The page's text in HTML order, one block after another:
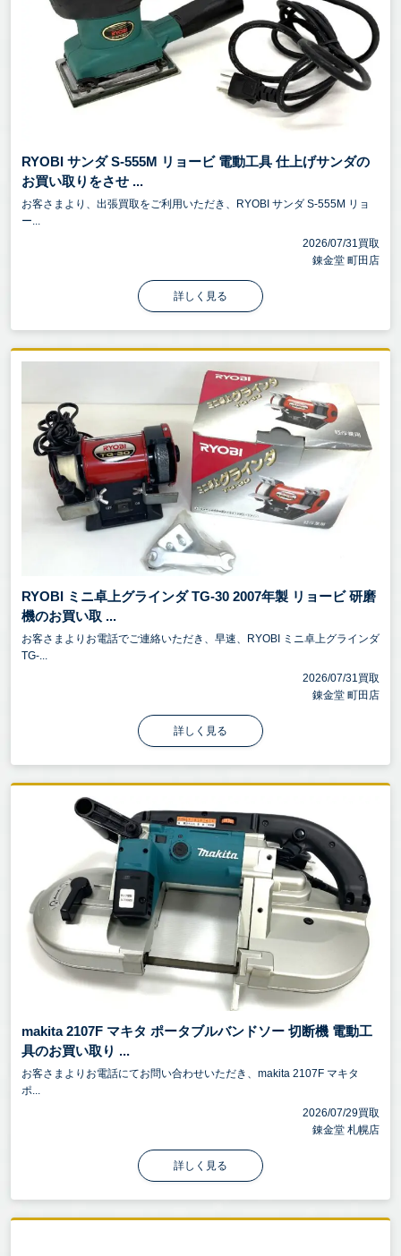
RYOBI サンダ S-555M リョービ 電動工具 仕上げサンダの
お買い取りをさせ ...
お客さまより、出張買取をご利用いただき、RYOBI サンダ S-555M リョ
ー...
2026/07/31買取
錬金堂 町田店
詳しく見る
RYOBI ミニ卓上グラインダ TG-30 2007年製 リョービ 研磨
機のお買い取 ...
お客さまよりお電話でご連絡いただき、早速、RYOBI ミニ卓上グラインダ
TG-...
2026/07/31買取
錬金堂 町田店
詳しく見る
makita 2107F マキタ ポータブルバンドソー 切断機 電動工
具のお買い取り ...
お客さまよりお電話にてお問い合わせいただき、makita 2107F マキタ
ポ...
2026/07/29買取
錬金堂 札幌店
詳しく見る